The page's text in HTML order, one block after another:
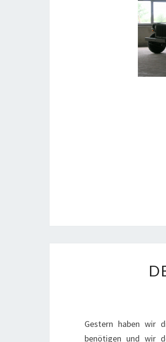
Gestern haben wir
benötigen und wir